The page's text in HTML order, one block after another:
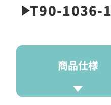
T90-1036-
商品仕様